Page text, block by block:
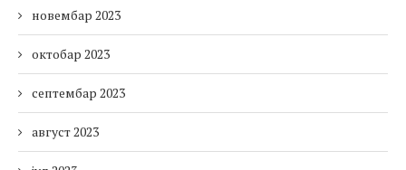
новембар 2023
октобар 2023
септембар 2023
август 2023